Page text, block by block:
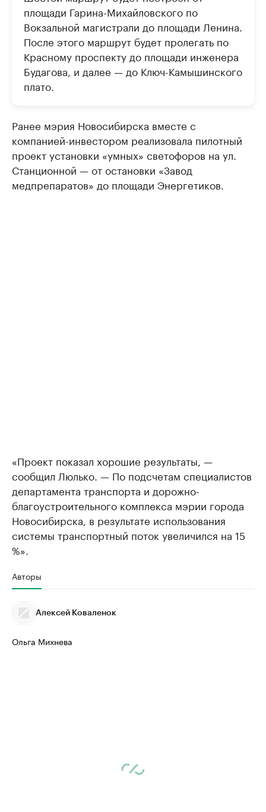
площади Гарина-Михайловского по
Вокзальной магистрали до площади Ленина.
После этого маршрут будет пролегать по
Красному проспекту до площади инженера
Будагова, и далее — до Ключ-Камышинского
плато.
Ранее мэрия Новосибирска вместе с
компанией-инвестором реализовала пилотный
проект установки «умных» светофоров на ул.
Станционной — от остановки «Завод
медпрепаратов» до площади Энергетиков.
«Проект показал хорошие результаты, —
сообщил Люлько. — По подсчетам специалистов
департамента транспорта и дорожно-
благоустроительного комплекса мэрии города
Новосибирска, в результате использования
системы транспортный поток увеличился на 15
%».
Авторы
Алексей Коваленок
Ольга Михнева